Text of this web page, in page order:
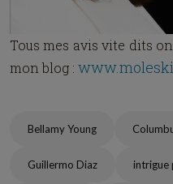
Tous mes avis vite dits
mon blog :
Bellamy Young
Guillermo Diaz intrigue